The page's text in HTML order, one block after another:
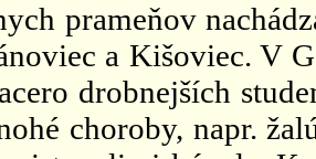
prameňov
a Kišoviec. V
drobnejších
choroby, napr.